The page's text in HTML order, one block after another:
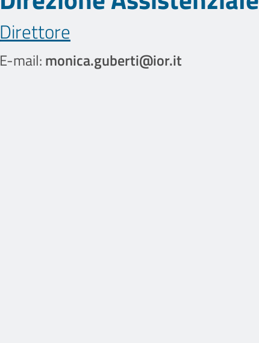
Direttore
E-mail:monica.guberti@ior.it